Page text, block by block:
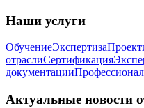
Наши услуги
ОбучениеЭкспертиза
отраслиСертификация
документации
Актуальные новости